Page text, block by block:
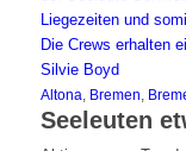
Altona Bremen
Seeleuten